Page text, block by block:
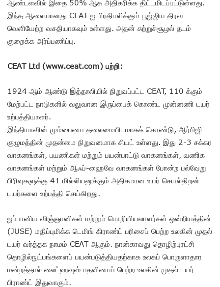
ஆண்டளவில் இதை 50% ஆக அதிகரிக்க திட்டமிடப்பட்டுள்ளது.
இந்த ஆலையானது CEAT-ஐ பிரதிபலிக்கும் பூஜ்ஜிய திரவ
வெளியேற்ற வசதியாகவும் உள்ளது. அதன் சுற்றுச்சூழல் தடம்
குறைக்க அர்ப்பணிப்பு.
CEAT Ltd (www.ceat.com) பற்றி:
1924 ஆம் ஆண்டு இத்தாலியில் நிறுவப்பட்ட CEAT, 110 க்கும்
மேற்பட்ட நாடுகளில் வலுவான இருப்பைக் கொண்ட முன்னணி டயர்
உற்பத்தியாளர்.
இந்தியாவின் மும்பையை தலைமையிடமாகக் கொண்டு, ஆர்பிஜி
குழுமத்தின் முதன்மை நிறுவனமாக சியட் உள்ளது. இது 2-3 சக்கர
வாகனங்கள், பயணிகள் மற்றும் பயன்பாட்டு வாகனங்கள், வணிக
வாகனங்கள் மற்றும் ஆஃப்-ஹைவே வாகனங்கள் போன்ற பல்வேறு
பிரிவுகளுக்கு 41 மில்லியனுக்கும் அதிகமான உயர் செயல்திறன்
டயர்களை உற்பத்தி செய்கிறது.
ஜப்பானிய விஞ்ஞானிகள் மற்றும் பொறியியலாளர்கள் ஒன்றியத்தின்
(JUSE) மதிப்புமிக்க டெமிங் கிராண்ட் பரிசைப் பெற்ற உலகின் முதல்
டயர் வர்த்தக நாமம் CEAT ஆகும். நான்காவது தொழிற்புரட்சி
தொழில்நுட்பங்களைப் பயன்படுத்தியதற்காக உலகப் பொருளாதார
மன்றத்தால் லைட்ஹவுஸ் பதவியைப் பெற்ற உலகின் முதல் டயர்
பிராண்ட் இதுவாகும்.